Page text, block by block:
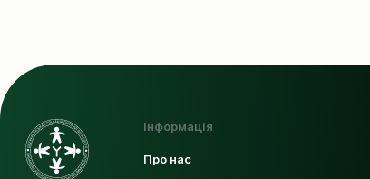
Інформація
Про нас